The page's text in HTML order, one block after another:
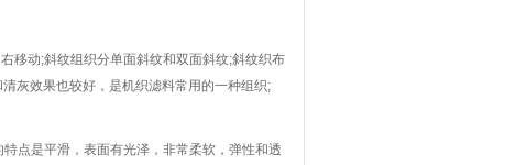
移动;斜纹组织分单面斜纹和双面斜纹;斜纹织布
灰效果也较好，是机织滤料常用的一种组织;
点是平滑，表面有光泽，非常柔软，弹性和透